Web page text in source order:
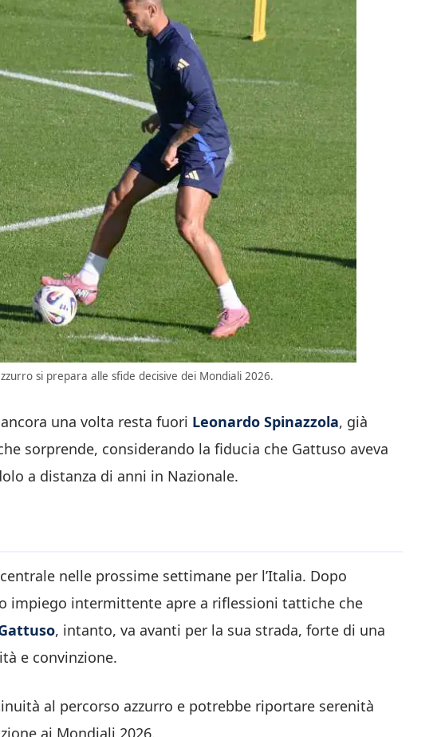
si prepara alle sfide decisive dei Mondiali 2026.
una volta resta fuori Leonardo Spinazzola, già
sorprende, considerando la fiducia che Gattuso aveva
a distanza di anni in Nazionale.
nelle prossime settimane per l’Italia. Dopo
impiego intermittente apre a riflessioni tattiche che
, intanto, va avanti per la sua strada, forte di una
e convinzione.
al percorso azzurro e potrebbe riportare serenità
ai Mondiali 2026.